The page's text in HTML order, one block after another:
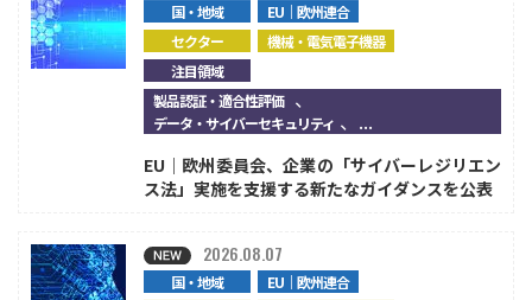
国・地域
EU｜欧州連合
セクター
機械・電気電子機器
注目領域
製品認証・適合性評価 、
データ・サイバーセキュリティ 、...
EU｜欧州委員会、企業の「サイバーレジリエン
ス法」実施を支援する新たなガイダンスを公表
国・地域
EU｜欧州連合
2026.08.07